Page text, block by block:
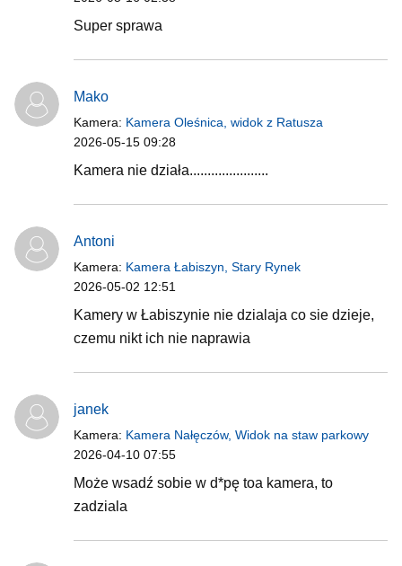
Super sprawa
Mako
Kamera: Kamera Oleśnica, widok z Ratusza
2026-05-15 09:28
Kamera nie działa......................
Antoni
Kamera: Kamera Łabiszyn, Stary Rynek
2026-05-02 12:51
Kamery w Łabiszynie nie dzialaja co sie dzieje,
czemu nikt ich nie naprawia
janek
Kamera: Kamera Nałęczów, Widok na staw parkowy
2026-04-10 07:55
Może wsadź sobie w d*pę toa kamera, to
zadziala